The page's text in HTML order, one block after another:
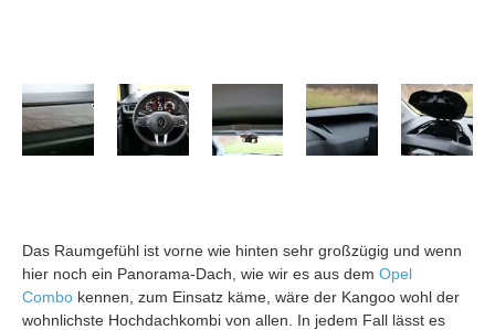
Das Raumgefühl ist vorne wie hinten sehr großzügig und wenn
hier noch ein Panorama-Dach, wie wir es aus dem Opel
Combo kennen, zum Einsatz käme, wäre der Kangoo wohl der
wohnlichste Hochdachkombi von allen. In jedem Fall lässt es